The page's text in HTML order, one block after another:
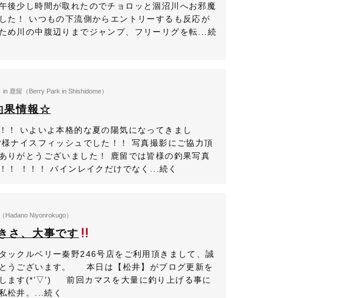
後少し時間が取れたのでチョロッと涸沼川へお邪魔
た！ いつもの下流側からエントリーするも反応が
め川の中腹辺りまでジャンプ、フリーリグを転...続
鹿留（Berry Park in Shishidome）
果情報☆
！ いよいよ本格的な夏の陽気になってきまし
ナイスフィッシュでした！！ 写真撮影にご協力頂
りがとうございました！ 鹿留では皆様の釣果写真
！ ！！！ パインレイクだけでなく...続く
Hadano Niyonrokugo）
さ、大事です
ックルベリー秦野246号店をご利用頂きまして、誠
うございます。 本日は【松井】がブログ更新を
ます(*’▽’) 前回カマスを大量に釣り上げる事に
松井。...続く